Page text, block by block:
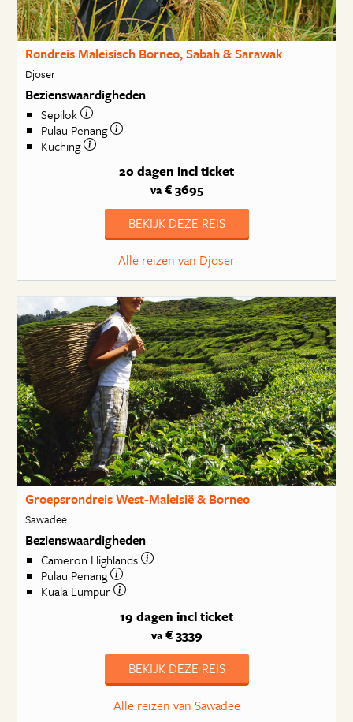
Rondreis Maleisisch Borneo, Sabah & Sarawak
Djoser
Bezienswaardigheden
Sepilok
Pulau Penang
Kuching
20 dagen incl ticket
va€ 3695
BEKIJK DEZE REIS
Alle reizen van Djoser
Groepsrondreis West-Maleisië & Borneo
Sawadee
Bezienswaardigheden
Cameron Highlands
Pulau Penang
Kuala Lumpur
19 dagen incl ticket
va€ 3339
BEKIJK DEZE REIS
Alle reizen van Sawadee